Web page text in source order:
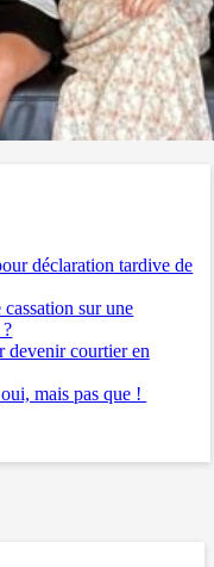
déclaration tardive de
sur une
devenir courtier en
mais pas que !